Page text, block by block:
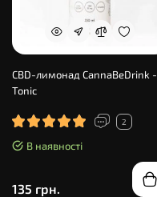
CBD-лимонад CannaBeDrink -
Tonic
2
В наявності
135 грн.